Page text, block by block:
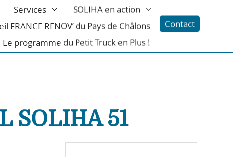
Services
SOLIHA en action
FRANCE RENOV’ du Pays de Châlons
Le programme du Petit Truck en Plus !
Contact
SOLIHA 51